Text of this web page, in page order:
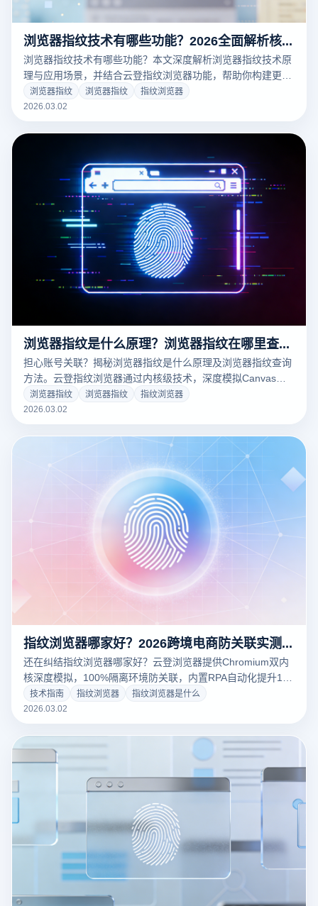
浏览器指纹技术有哪些功能？2026全面解析核心能力与应用场景
浏览器指纹技术有哪些功能？本文深度解析浏览器指纹技术原
理与应用场景，并结合云登指纹浏览器功能，帮助你构建更稳
定的多账号管理环境。
浏览器指纹 浏览器指纹
指纹浏览器
2026.03.02
浏览器指纹是什么原理？浏览器指纹在哪里查询？
担心账号关联？揭秘浏览器指纹是什么原理及浏览器指纹查询
方法。云登指纹浏览器通过内核级技术，深度模拟Canvas、
WebGL等硬件指纹，通过率高达100%。立即下载云登，免费
体验安全的多账号防关联环境！
浏览器指纹 浏览器指纹
指纹浏览器
2026.03.02
指纹浏览器哪家好？2026跨境电商防关联实测：为何云登浏览器是首选？
还在纠结指纹浏览器哪家好？云登浏览器提供Chromium双内
核深度模拟，100%隔离环境防关联，内置RPA自动化提升10
倍运营效率。跨境电商、社媒矩阵首选工具。立即下载，注册
即享免费试用，保障您的账号资金安全！
技术指南 指纹浏览器
指纹浏览器是什么
2026.03.02